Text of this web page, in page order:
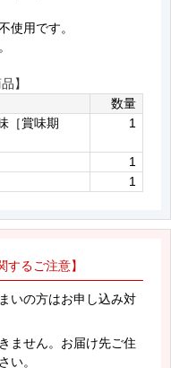
使用です。
】
数量
［賞味期
1
1
1
するご注意】
いの方はお申し込み対
ません。お届け先ご住
い。